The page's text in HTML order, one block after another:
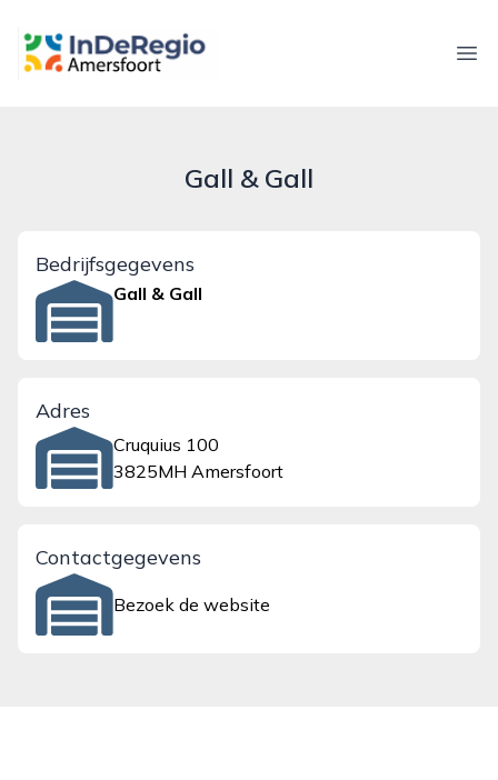
inderegioamersfoort.nl
Gall & Gall
Bedrijfsgegevens
Gall & Gall
Adres
Cruquius 100
3825MH Amersfoort
Contactgegevens
Bezoek de website